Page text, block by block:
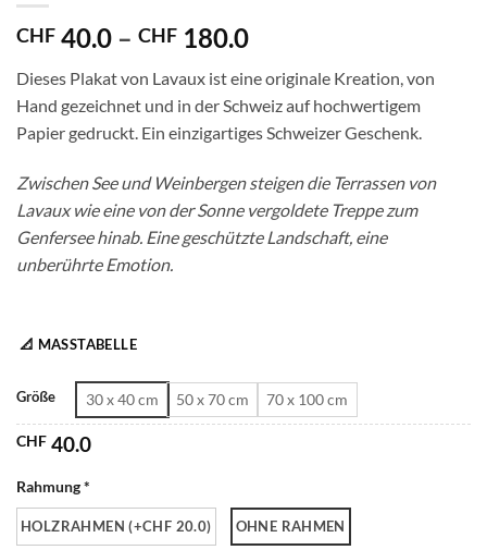
CHF 40.0 – CHF 180.0Preisspanne:
bis
CHF 180.0
Dieses Plakat von Lavaux ist eine originale Kreation, von
Hand gezeichnet und in der Schweiz auf hochwertigem
Papier gedruckt. Ein einzigartiges Schweizer Geschenk.
Zwischen See und Weinbergen steigen die Terrassen von
Lavaux wie eine von der Sonne vergoldete Treppe zum
Genfersee hinab. Eine geschützte Landschaft, eine
unberührte Emotion.
📐 MASSTABELLE
Größe 30 x 40 cm 50 x 70 cm 70 x 100 cm
CHF 40.0
Rahmung *
HOLZRAHMEN (+CHF 20.0) OHNE RAHMEN